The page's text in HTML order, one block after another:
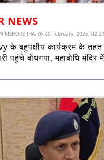
NEWS
KISHORE JHA, 20 February, 2026,
के बहुपक्षीय कार्यक्रम के
पहुंचे बोधगया, महाबोधि मंदिर